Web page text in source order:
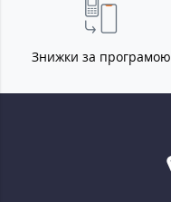
Знижки за програмою